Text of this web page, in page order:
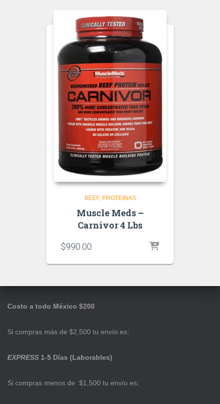
BEEF PROTEINAS
Muscle Meds –
Carnivor 4 Lbs
$990.00
Costo a todo México $200
Si compras más de $2,500 tu envío es:
EXPRESS 1-5 Días (Laborables)
Si compras menos de $1,500 tu envío es: